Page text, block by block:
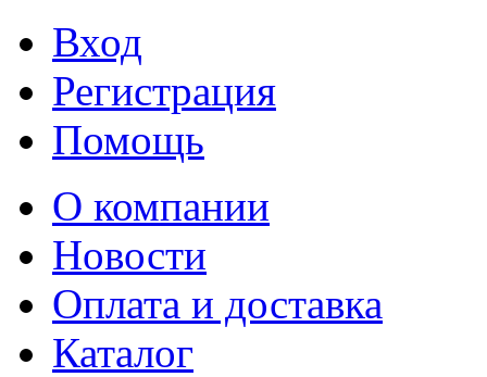
Вход
Регистрация
Помощь
О компании
Новости
Оплата и доставка
Каталог